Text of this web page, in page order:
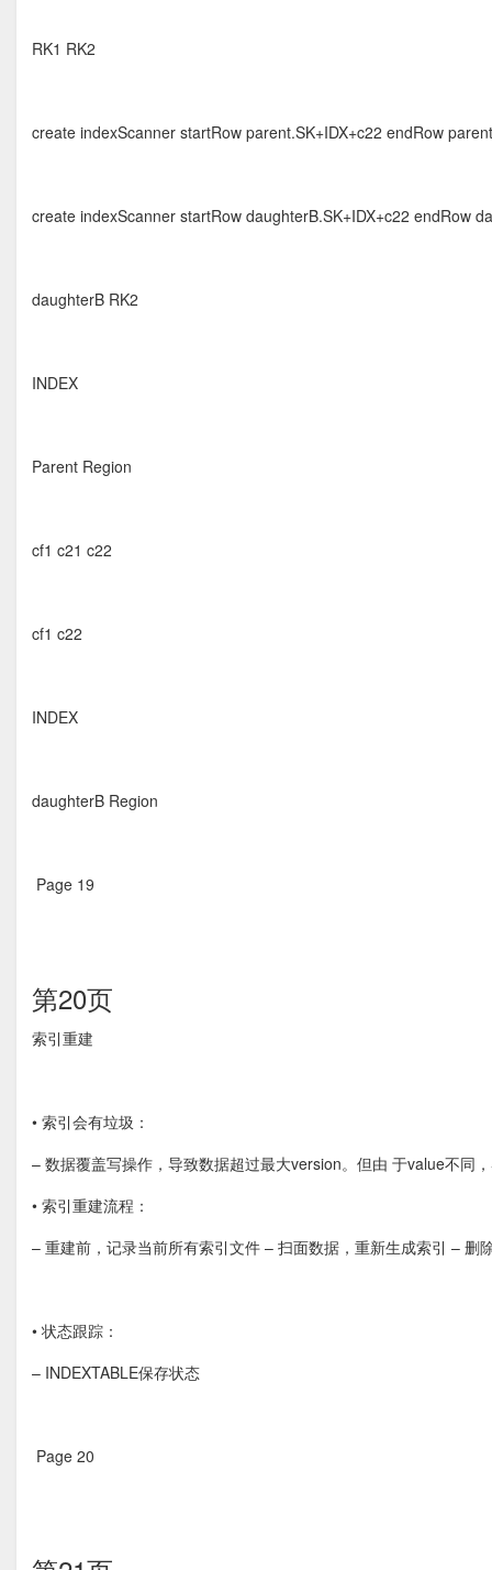
RK1 RK2
create indexScanner startRow parent.SK+IDX+c22 endRow
create indexScanner startRow daughterB.SK+IDX+c22 endRow
daughterB RK2
INDEX
Parent Region
cf1 c21 c22
cf1 c22
INDEX
daughterB Region
Page 19
第20页
索引重建 
• 索引会有垃圾：
– 数据覆盖写操作，导致数据超过最大version。但由 于value不同
• 索引重建流程：
– 重建前，记录当前所有索引文件 – 扫面数据，重新生成索引 – 删
• 状态跟踪：
– INDEXTABLE保存状态
Page 20